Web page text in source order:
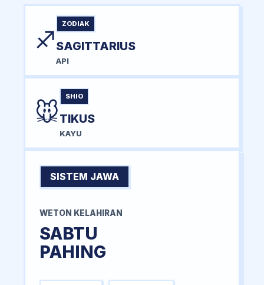
♐
ZODIAK
SAGITTARIUS
API
🐭
SHIO
TIKUS
KAYU
SISTEM JAWA
WETON KELAHIRAN
SABTU
PAHING